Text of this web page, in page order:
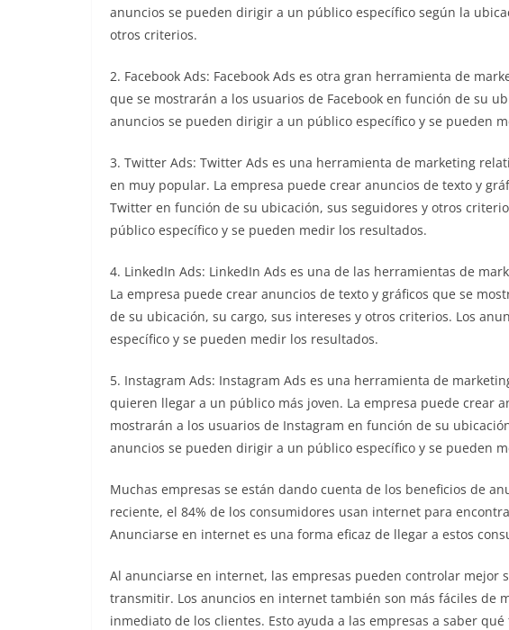
anuncios se pueden dirigir a un público específico según la
otros criterios.
2. Facebook Ads: Facebook Ads es otra gran herramienta de
que se mostrarán a los usuarios de Facebook en función de su
anuncios se pueden dirigir a un público específico y se pueden
3. Twitter Ads: Twitter Ads es una herramienta de marketing
en muy popular. La empresa puede crear anuncios de texto y
Twitter en función de su ubicación, sus seguidores y otros
público específico y se pueden medir los resultados.
4. LinkedIn Ads: LinkedIn Ads es una de las herramientas de
La empresa puede crear anuncios de texto y gráficos que se
de su ubicación, su cargo, sus intereses y otros criterios. Los
específico y se pueden medir los resultados.
5. Instagram Ads: Instagram Ads es una herramienta de
quieren llegar a un público más joven. La empresa puede crear
mostrarán a los usuarios de Instagram en función de su
anuncios se pueden dirigir a un público específico y se pueden
Muchas empresas se están dando cuenta de los beneficios de
reciente, el 84% de los consumidores usan internet para
Anunciarse en internet es una forma eficaz de llegar a estos
Al anunciarse en internet, las empresas pueden controlar mejor
transmitir. Los anuncios en internet también son más fáciles de
inmediato de los clientes. Esto ayuda a las empresas a saber